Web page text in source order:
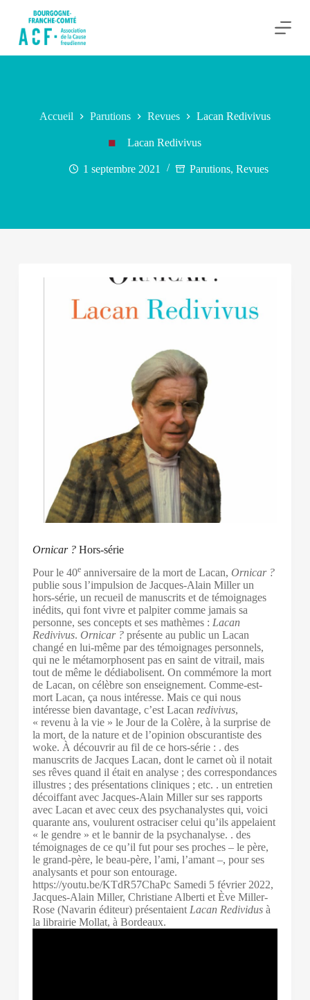
Accueil Parutions Revues Lacan Redivivus
Lacan Redivivus
1 septembre 2021 Parutions, Revues
Ornicar ?Hors-série
Pour le 40eanniversaire de la mort de Lacan, Ornicar ?
publie sous l’impulsion de Jacques-Alain Miller un
hors-série, un recueil de manuscrits et de témoignages
inédits, qui font vivre et palpiter comme jamais sa
personne, ses concepts et ses mathèmes : Lacan
Redivivus. Ornicar ?présente au public un Lacan
changé en lui-même par des témoignages personnels,
qui ne le métamorphosent pas en saint de vitrail, mais
tout de même le dédiabolisent. On commémore la mort
de Lacan, on célèbre son enseignement. Comme-est-
mort Lacan, ça nous intéresse. Mais ce qui nous
intéresse bien davantage, c’est Lacan redivivus,
« revenu à la vie » le Jour de la Colère, à la surprise de
la mort, de la nature et de l’opinion obscurantiste des
woke. À découvrir au fil de ce hors-série : . des
manuscrits de Jacques Lacan, dont le carnet où il notait
ses rêves quand il était en analyse ; des correspondances
illustres ; des présentations cliniques ; etc. . un entretien
décoiffant avec Jacques-Alain Miller sur ses rapports
avec Lacan et avec ceux des psychanalystes qui, voici
quarante ans, voulurent ostraciser celui qu’ils appelaient
« le gendre » et le bannir de la psychanalyse. . des
témoignages de ce qu’il fut pour ses proches – le père,
le grand-père, le beau-père, l’ami, l’amant –, pour ses
analysants et pour son entourage.
https://youtu.be/KTdR57ChaPc Samedi 5 février 2022,
Jacques-Alain Miller, Christiane Alberti et Ève Miller-
Rose (Navarin éditeur) présentaient Lacan Redividusà
la librairie Mollat, à Bordeaux.